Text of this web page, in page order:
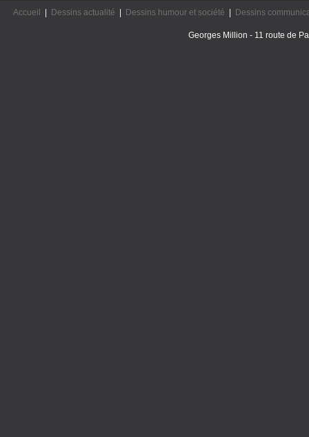
Accueil Dessins actualité Dessins humour et société Dessins
Georges Million - 11 route de